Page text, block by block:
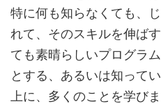
特に何も知らなくても、
れて、そのスキルを伸ば
ても素晴らしいプログラ
とする、あるいは知って
上に、多くのことを学び